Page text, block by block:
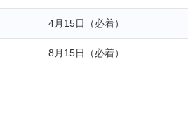
4月15日（必着）
8月15日（必着）